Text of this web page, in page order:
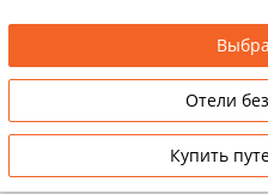
Отели
Купить